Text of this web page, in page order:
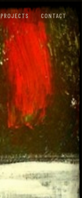
PROJECTS CONTACT